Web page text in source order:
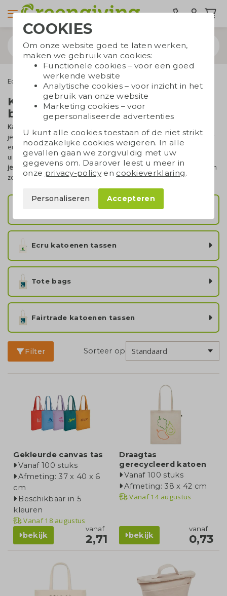
Eco tassen Draagtassen Katoenen draagtassen
Katoenen draagtassen
bedrukken
Katoenen draagtassen
je merk onder de aandacht te brengen. Ze zijn stevig, herbruikbaar
en bijzonder populair in België. Bij Greengiving kun je een
uitgebreid aanbod herbruikbare draagtassen latenbedrukken met
je logo, slogan of eigen ontwerp . Zo vergroot je je zichtbaarheid én
zet je in op een verantwoord imago.
Top 5 populaire tassen
Ecru katoenen tassen
Tote bags
Fairtrade katoenen tassen
Filter Sorteer op
Gekleurde canvas tas
Vanaf 100 stuks
Afmeting: 37 x 40 x 6
cm
Beschikbaar in 5
kleuren
Vanaf18 augustus
bekijk
vanaf
2,71
Draagtas
gerecycleerd katoen
Vanaf 100 stuks
Afmeting: 38 x 42 cm
Vanaf14 augustus
bekijk
vanaf
0,73
COOKIES
Om onze website goed te laten werken,
maken we gebruik van cookies:
Functionele cookies – voor een goed
werkende website
Analytische cookies – voor inzicht in het
gebruik van onze website
Marketing cookies – voor
gepersonaliseerde advertenties
U kunt alle cookies toestaan of de niet strikt
noodzakelijke cookies weigeren. In alle
gevallen gaan we zorgvuldig met uw
gegevens om. Daarover leest u meer in
onze privacy-policyen cookieverklaring.
Personaliseren Accepteren